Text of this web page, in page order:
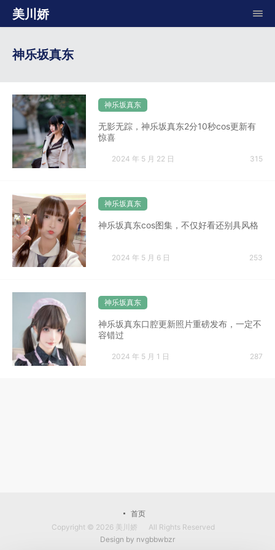
美川娇
神乐坂真东
神乐坂真东
无影无踪，神乐坂真东2分10秒cos更新有
惊喜
2024 年 5 月 22 日 315
神乐坂真东
神乐坂真东cos图集，不仅好看还别具风格
2024 年 5 月 6 日 253
神乐坂真东
神乐坂真东口腔更新照片重磅发布，一定不
容错过
2024 年 5 月 1 日 287
首页
Copyright © 2026 美川娇
All Rights Reserved
Design by nvgbbwbzr